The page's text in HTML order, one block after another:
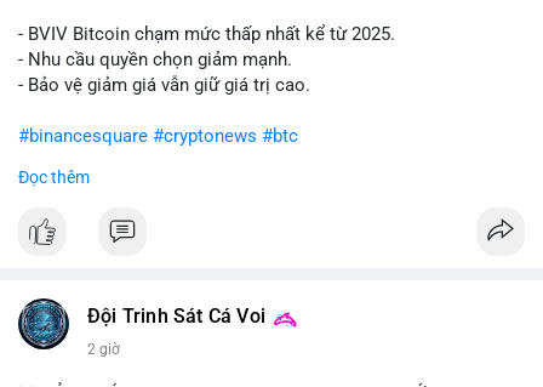
- BVIV Bitcoin chạm mức thấp nhất kể từ 2025.
- Nhu cầu quyền chọn giảm mạnh.
- Bảo vệ giảm giá vẫn giữ giá trị cao.
#binancesquare #cryptonews #btc
$btc
#vlikevn #titanbot
Đọc thêm
Đội Trinh Sát Cá Voi
2 giờ